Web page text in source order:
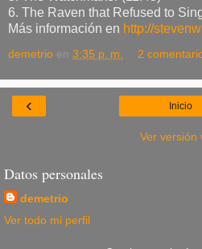
6. The Raven that Refused to
Más información en http://
demetrio en 3:35 p. m. 2
‹ Inicio
Ver versión
Datos personales
demetrio
Ver todo mi perfil